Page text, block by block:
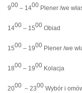
900 – 1400 Plener /we
1400 – 1500 Obiad
1500 – 1900 Plener /we
1800 – 1900 Kolacja
2000 – 2300 Wybór i